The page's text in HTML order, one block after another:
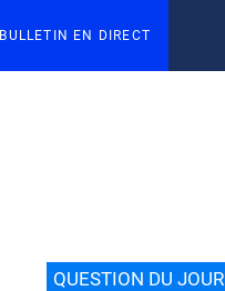
BULLETIN EN DIRECT
QUESTION DU JOUR